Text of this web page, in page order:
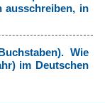
ausschreiben, in
Wie
im Deutschen